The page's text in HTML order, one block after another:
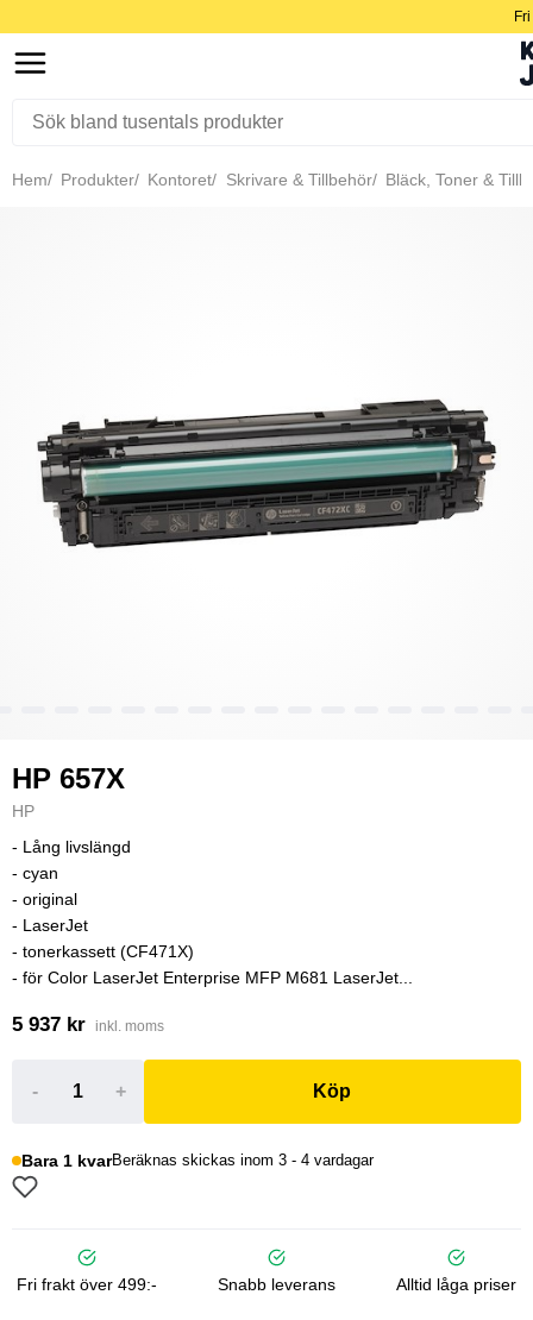
Hem Produkter Kontoret Skrivare & Tillbehör Bläck, Toner &
HP 657X
HP
- Lång livslängd
- cyan
- original
- LaserJet
- tonerkassett (CF471X)
- för Color LaserJet Enterprise MFP M681 LaserJet...
5 937 kr inkl. moms
- + Köp
Bara 1 kvarBeräknas skickas inom 3 - 4 vardagar
Fri frakt över 499:- Snabb leverans Alltid låga priser